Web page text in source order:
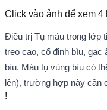
Click vào ảnh để xem 4
Điều trị Tụ máu trong lớp
treo cao, cố định bìu, gạc
bìu. Máu tụ vùng bìu có
lên), trường hợp này cần
!